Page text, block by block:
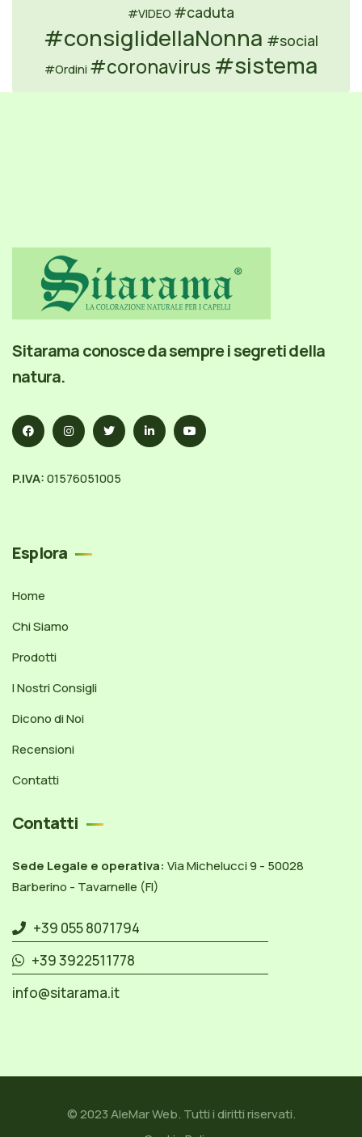
#VIDEO #caduta
#consiglidellaNonna #social
#Ordini #coronavirus#sistema
Sitarama conosce da sempre i segreti della
natura.
P.IVA:01576051005
Esplora
Home
Chi Siamo
Prodotti
I Nostri Consigli
Dicono di Noi
Recensioni
Contatti
Contatti
Sede Legale e operativa: Via Michelucci 9 - 50028
Barberino - Tavarnelle (FI)
+39 055 8071794
+39 3922511778
info@sitarama.it
© 2023AleMar Web. Tutti i diritti riservati.